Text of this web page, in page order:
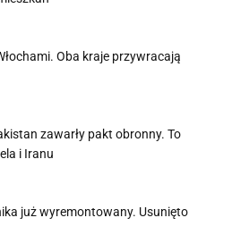
Oba kraje przywracają
zawarły pakt obronny. To
i Iranu
już wyremontowany. Usunięto